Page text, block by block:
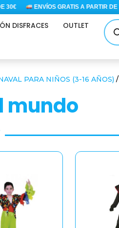
ENVÍOS GRATIS A PARTIR DE 30€
DISFRACES OUTLET
de
PARA NIÑOS (3-16 AÑOS) /
mundo